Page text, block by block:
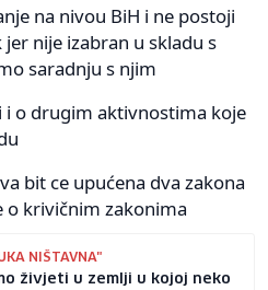
na nivou BiH i ne postoji
nije izabran u skladu s
saradnju s njim
i o drugim aktivnostima koje
bit ce upućena dva zakona
o krivičnim zakonima
NIŠTAVNA"
živjeti u zemlji u kojoj neko